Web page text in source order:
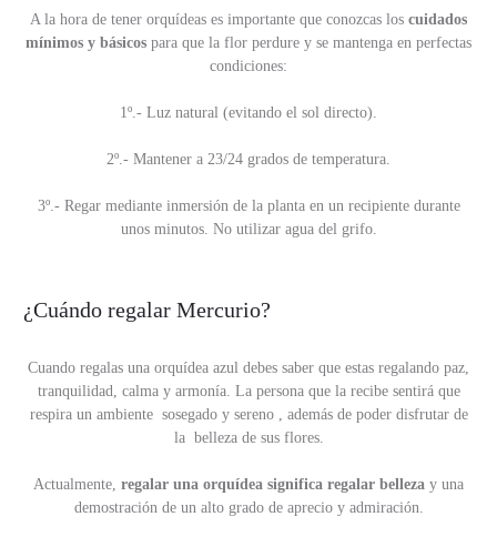
A la hora de tener orquídeas es importante que conozcas los cuidados
mínimos y básicos para que la flor perdure y se mantenga en perfectas
condiciones:
1º.- Luz natural (evitando el sol directo).
2º.- Mantener a 23/24 grados de temperatura.
3º.- Regar mediante inmersión de la planta en un recipiente durante
unos minutos. No utilizar agua del grifo.
¿Cuándo regalar Mercurio?
Cuando regalas una orquídea azul debes saber que estas regalando paz,
tranquilidad, calma y armonía. La persona que la recibe sentirá que
respira un ambiente sosegado y sereno , además de poder disfrutar de
la belleza de sus flores.
Actualmente, regalar una orquídea significa regalar belleza y una
demostración de un alto grado de aprecio y admiración.